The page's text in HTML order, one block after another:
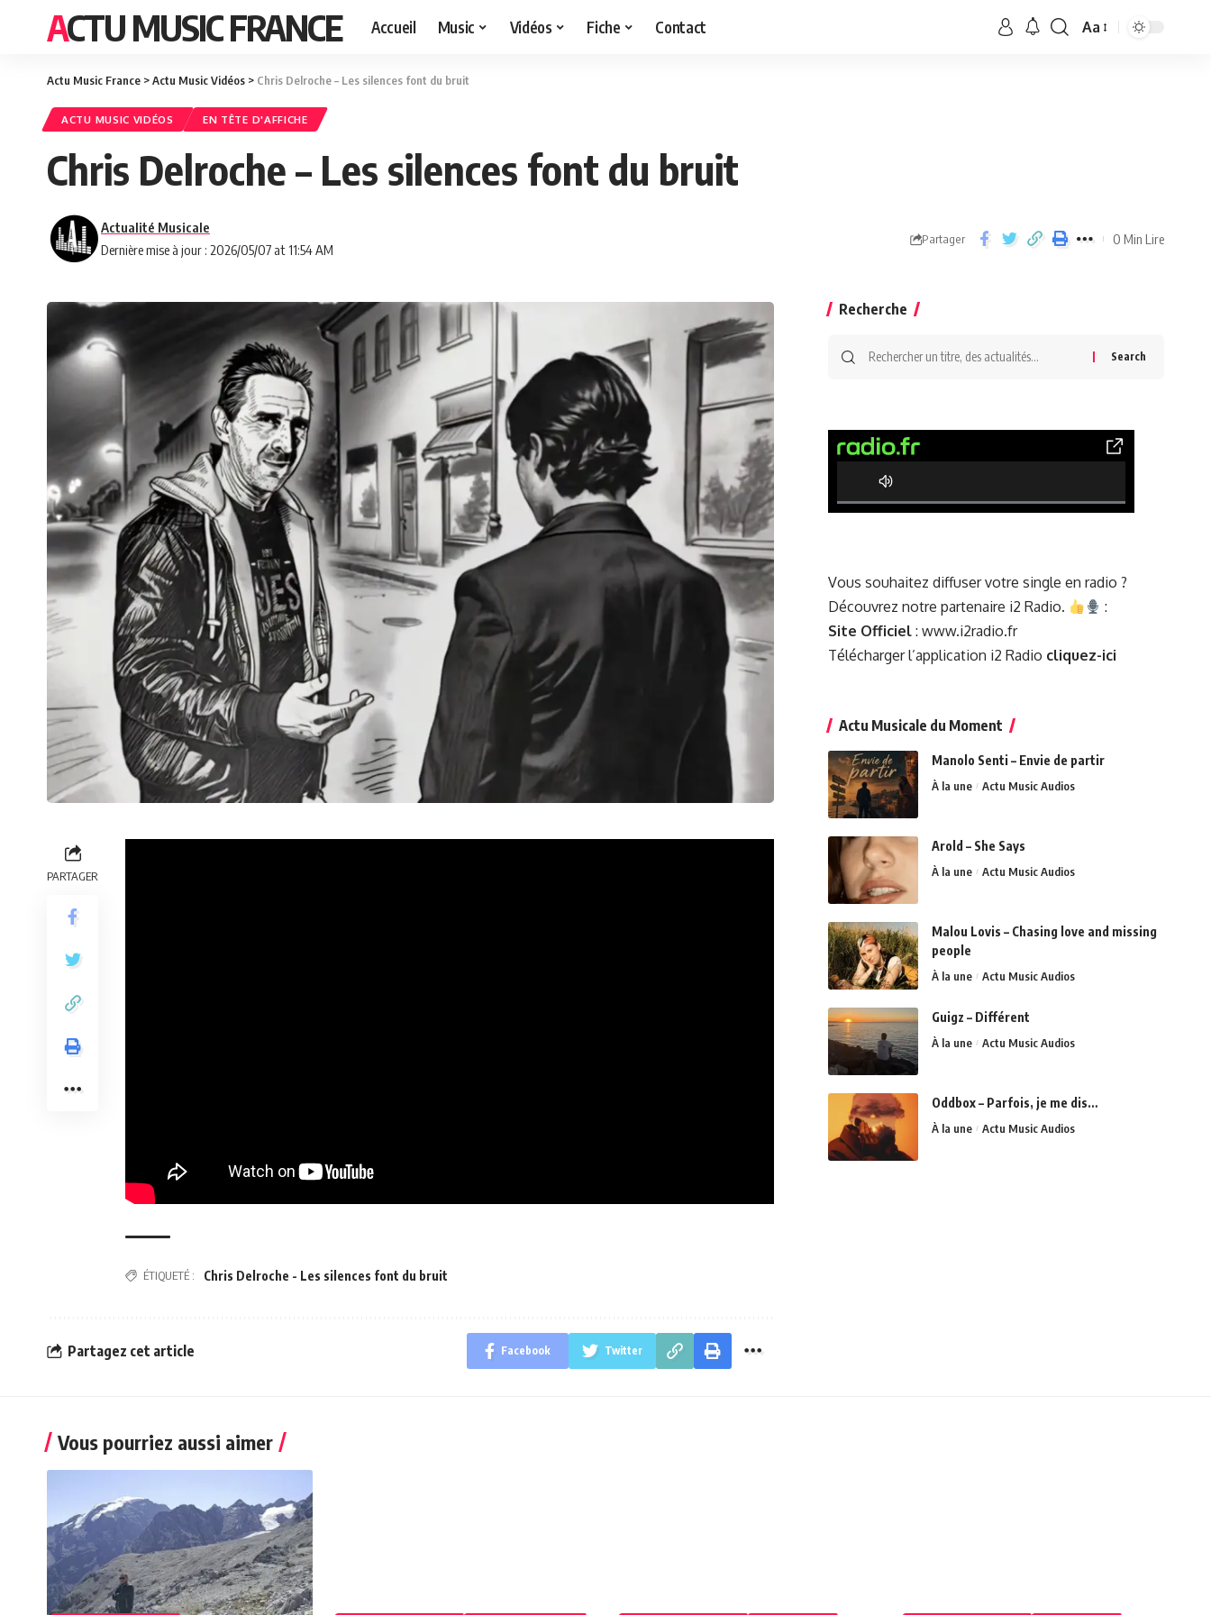
ACTU MUSIC FRANCE Accueil Music Vidéos Fiche Contact Aa
Actu Music France >Actu Music Vidéos > Chris Delroche – Les silences font du bruit
ACTU MUSIC VIDÉOS EN TÊTE D'AFFICHE
Chris Delroche – Les silences font du bruit
Dernière mise à jour : 2026/05/07 at 11:54 AM
Actualité Musicale
Partager 0 Min Lire
PARTAGER
ÉTIQUETÉ : Chris Delroche - Les silences font du bruit
Partagez cet article Facebook Twitter
Recherche
0% Complete
Vous souhaitez diffuser votre single en radio ?
Découvrez notre partenaire i2 Radio.
:
Site Officiel: www.i2radio.fr
Télécharger l’application i2 Radio cliquez-ici
Actu Musicale du Moment
Manolo Senti – Envie de partir
À la une Actu Music Audios
Arold – She Says
À la une Actu Music Audios
Malou Lovis – Chasing love and missing
people
À la une Actu Music Audios
Guigz – Différent
À la une Actu Music Audios
Oddbox – Parfois, je me dis…
À la une Actu Music Audios
Vous pourriez aussi aimer